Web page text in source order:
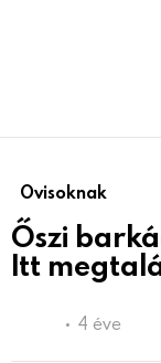
Ovisoknak
Őszi
Itt
4 éve